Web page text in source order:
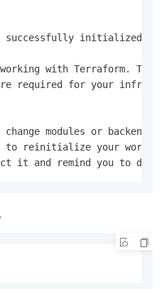
successfully initialized!
working with Terraform. Try
required for your
modules or backend
to reinitialize your
it and remind you to do